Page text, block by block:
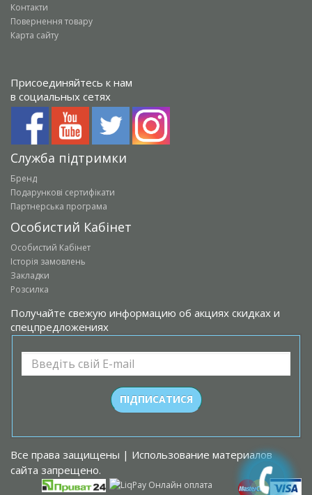
Контакти
Повернення товару
Карта сайту
Присоединяйтесь к нам
в социальных сетях
Служба підтримки
Бренд
Подарункові сертифікати
Партнерська програма
Особистий Кабінет
Особистий Кабінет
Історія замовлень
Закладки
Розсилка
Получайте свежую информацию об акциях скидках и
спецпредложениях
Все права защищены | Использование материалов
сайта запрещено.